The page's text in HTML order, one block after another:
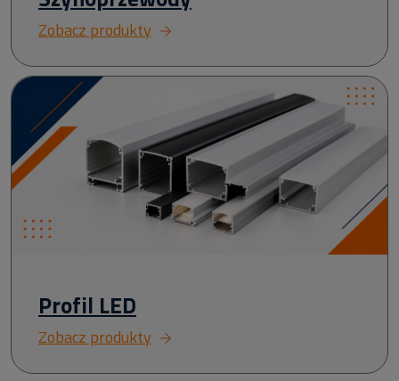
Zobacz produkty
Profil LED
Zobacz produkty